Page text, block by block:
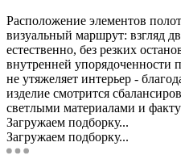
Расположение элементов
визуальный маршрут: взгляд
естественно, без резких
внутренней упорядоченности
не утяжеляет интерьер -
изделие смотрится
светлыми материалами и
Загружаем подборку...
Загружаем подборку...